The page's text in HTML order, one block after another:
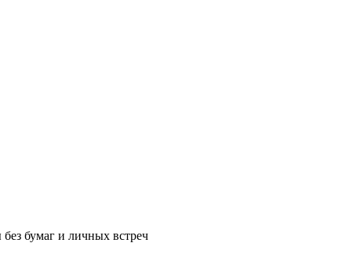
бумаг и личных встреч